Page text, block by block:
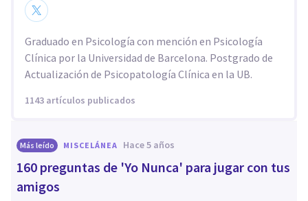
Graduado en Psicología con mención en Psicología
Clínica por la Universidad de Barcelona. Postgrado de
Actualización de Psicopatología Clínica en la UB.
1143 artículos publicados
Más leído MISCELÁNEA hace 5 años
160 preguntas de 'Yo Nunca' para jugar con tus
amigos